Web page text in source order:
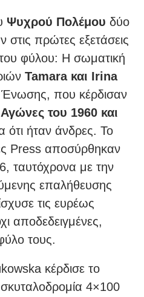
Ψυχρού Πολέμου δύο
πρώτες εξετάσεις
φύλου: Η σωματική
Tamara και Irina
Ένωσης, που κέρδισαν
του 1960 και
ότι ήταν άνδρες. Το
Press αποσύρθηκαν
ταυτόχρονα με την
επαλήθευσης
τις ευρέως
αποδεδειγμένες,
τους.
κέρδισε το
4×100